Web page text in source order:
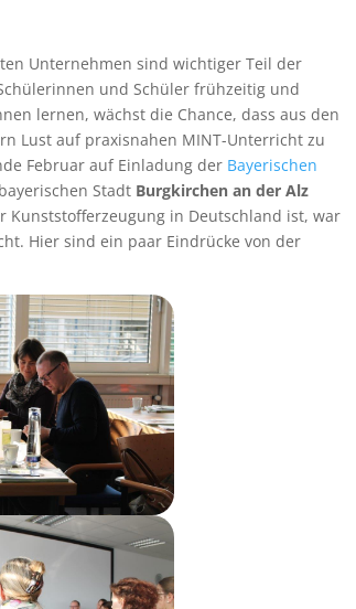
Unternehmen sind wichtiger Teil der
und Schüler frühzeitig und
lernen, wächst die Chance, dass aus den
Lust auf praxisnahen MINT-Unterricht zu
Februar auf Einladung der Bayerischen
Stadt Burgkirchen an der Alz
Kunststofferzeugung in Deutschland ist, war
Hier sind ein paar Eindrücke von der